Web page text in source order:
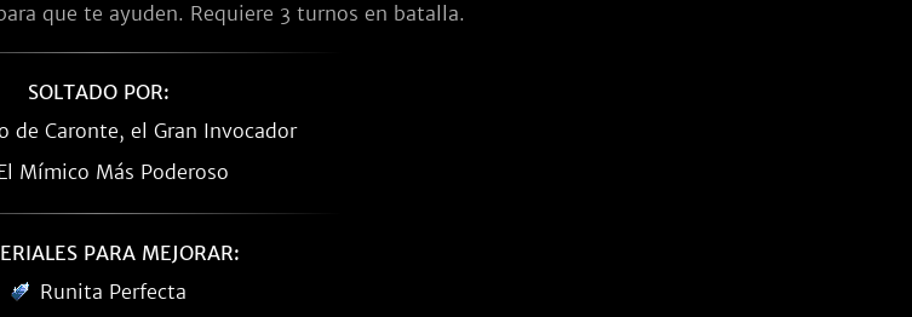
que te ayuden. Requiere 3 turnos en batalla.
SOLTADO POR:
de Caronte, el Gran Invocador
Mímico Más Poderoso
PARA MEJORAR:
Runita Perfecta